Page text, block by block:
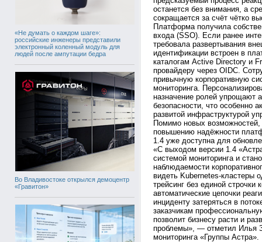
«Не думать о каждом шаге»:
российские инженеры представили
электронный коленный модуль для
людей после ампутации бедра
Во Владивостоке открылся демоцентр
«Гравитон»
останется без внимания, а
сокращается за счёт чётко
Платформа получила
входа (SSO). Если ранее
требовала развертывания
идентификации встроен в
каталогам Active Directory и
провайдеру через OIDC.
привычную корпоративную
мониторинга.
назначение ролей упрощают
безопасности, что особенно
развитой инфраструктурой
Помимо новых
повышению надёжности
1.4 уже доступна для
«С выходом версии 1.4
системой мониторинга и
наблюдаемости
видеть Kubernetes-кластеры
трейсинг без единой строчки
автоматические цепочки
инциденту затеряться в
заказчикам
позволит бизнесу расти и
проблемы», — отметил Илья
мониторинга «Группы Астра».